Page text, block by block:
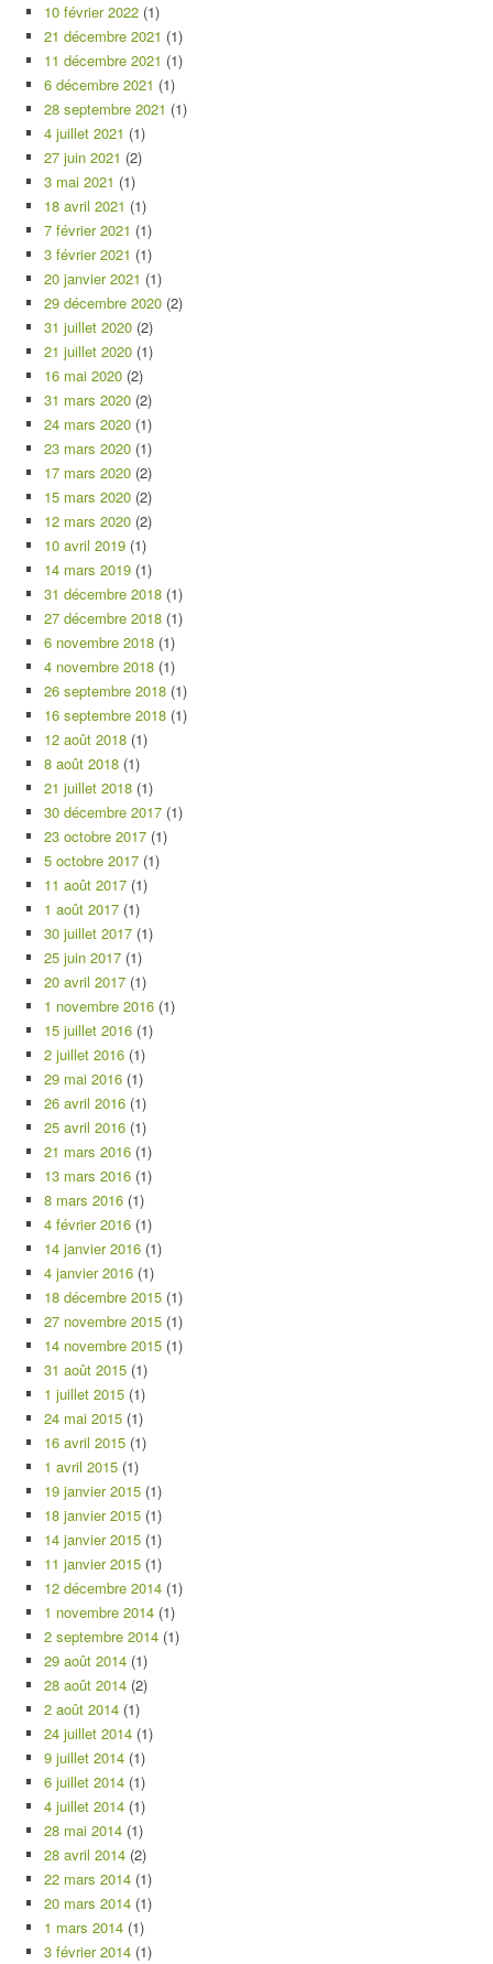
10 février 2022 (1)
21 décembre 2021 (1)
11 décembre 2021 (1)
6 décembre 2021 (1)
28 septembre 2021 (1)
4 juillet 2021 (1)
27 juin 2021 (2)
3 mai 2021 (1)
18 avril 2021 (1)
7 février 2021 (1)
3 février 2021 (1)
20 janvier 2021 (1)
29 décembre 2020 (2)
31 juillet 2020 (2)
21 juillet 2020 (1)
16 mai 2020 (2)
31 mars 2020 (2)
24 mars 2020 (1)
23 mars 2020 (1)
17 mars 2020 (2)
15 mars 2020 (2)
12 mars 2020 (2)
10 avril 2019 (1)
14 mars 2019 (1)
31 décembre 2018 (1)
27 décembre 2018 (1)
6 novembre 2018 (1)
4 novembre 2018 (1)
26 septembre 2018 (1)
16 septembre 2018 (1)
12 août 2018 (1)
8 août 2018 (1)
21 juillet 2018 (1)
30 décembre 2017 (1)
23 octobre 2017 (1)
5 octobre 2017 (1)
11 août 2017 (1)
1 août 2017 (1)
30 juillet 2017 (1)
25 juin 2017 (1)
20 avril 2017 (1)
1 novembre 2016 (1)
15 juillet 2016 (1)
2 juillet 2016 (1)
29 mai 2016 (1)
26 avril 2016 (1)
25 avril 2016 (1)
21 mars 2016 (1)
13 mars 2016 (1)
8 mars 2016 (1)
4 février 2016 (1)
14 janvier 2016 (1)
4 janvier 2016 (1)
18 décembre 2015 (1)
27 novembre 2015 (1)
14 novembre 2015 (1)
31 août 2015 (1)
1 juillet 2015 (1)
24 mai 2015 (1)
16 avril 2015 (1)
1 avril 2015 (1)
19 janvier 2015 (1)
18 janvier 2015 (1)
14 janvier 2015 (1)
11 janvier 2015 (1)
12 décembre 2014 (1)
1 novembre 2014 (1)
2 septembre 2014 (1)
29 août 2014 (1)
28 août 2014 (2)
2 août 2014 (1)
24 juillet 2014 (1)
9 juillet 2014 (1)
6 juillet 2014 (1)
4 juillet 2014 (1)
28 mai 2014 (1)
28 avril 2014 (2)
22 mars 2014 (1)
20 mars 2014 (1)
1 mars 2014 (1)
3 février 2014 (1)